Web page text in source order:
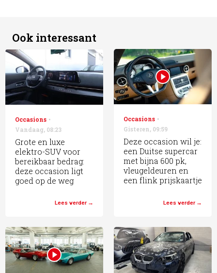
Ook interessant
Occasions
Vandaag, 08:23
Grote en luxe
elektro-SUV voor
bereikbaar bedrag:
deze occasion ligt
goed op de weg
Lees verder
Occasions
Gisteren, 09:59
Deze occasion wil je:
een Duitse supercar
met bijna 600 pk,
vleugeldeuren en
een flink prijskaartje
Lees verder